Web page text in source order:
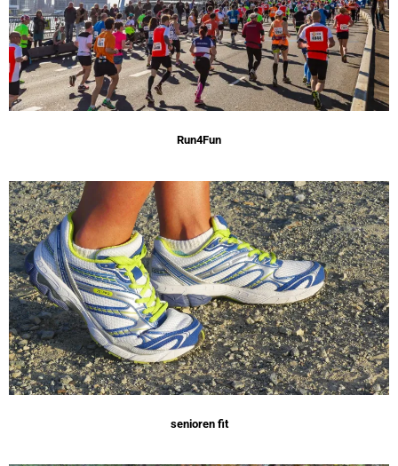
Run4Fun
senioren fit